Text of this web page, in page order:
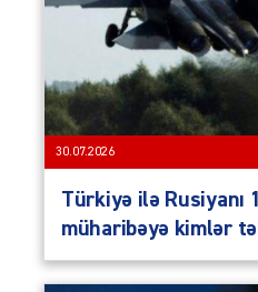
30.07.2026
Türkiyə ilə Rusiyanı
müharibəyə kimlər